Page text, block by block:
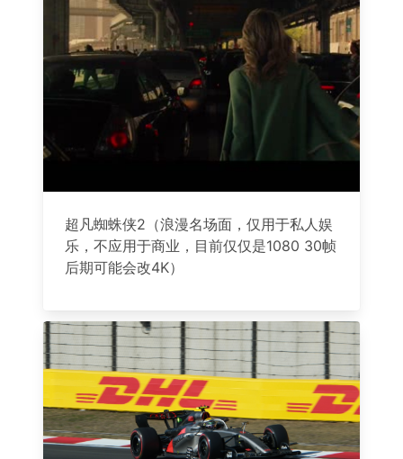
超凡蜘蛛侠2（浪漫名场面，仅用于私人娱
乐，不应用于商业，目前仅仅是1080 30帧
后期可能会改4K）